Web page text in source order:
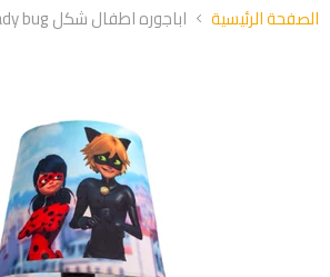
الصفحة الرئيسية اباجوره اطفال شكل lady bug لون اسود